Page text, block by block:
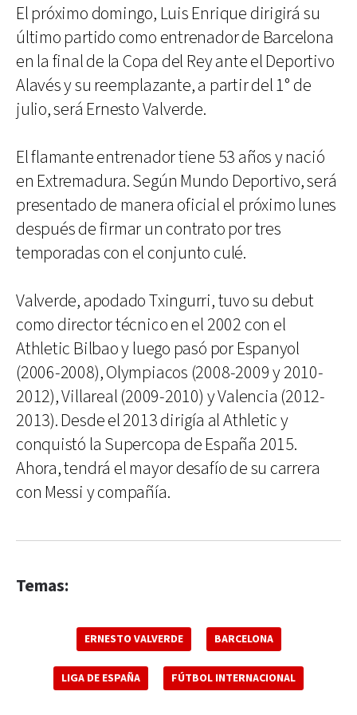
El próximo domingo, Luis Enrique dirigirá su
último partido como entrenador de Barcelona
en la final de la Copa del Rey ante el Deportivo
Alavés y su reemplazante, a partir del 1° de
julio, será Ernesto Valverde.
El flamante entrenador tiene 53 años y nació
en Extremadura. Según Mundo Deportivo, será
presentado de manera oficial el próximo lunes
después de firmar un contrato por tres
temporadas con el conjunto culé.
Valverde, apodado Txingurri, tuvo su debut
como director técnico en el 2002 con el
Athletic Bilbao y luego pasó por Espanyol
(2006-2008), Olympiacos (2008-2009 y 2010-
2012), Villareal (2009-2010) y Valencia (2012-
2013). Desde el 2013 dirigía al Athletic y
conquistó la Supercopa de España 2015.
Ahora, tendrá el mayor desafío de su carrera
con Messi y compañía.
Temas:
ERNESTO VALVERDE BARCELONA
LIGA DE ESPAÑA FÚTBOL INTERNACIONAL